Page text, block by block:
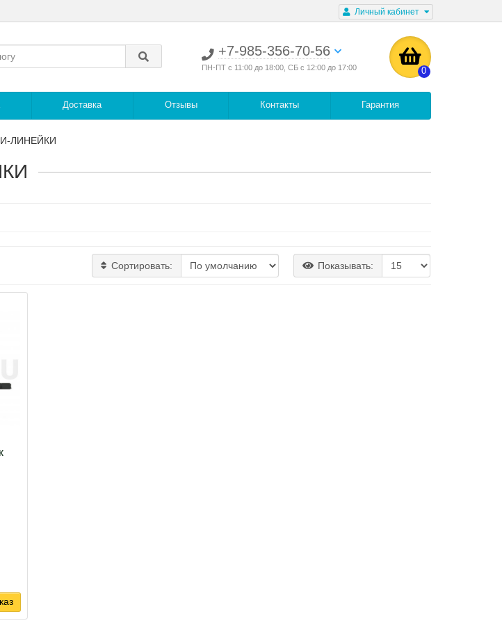
Личный кабинет
+7-985-356-70-56
ПН-ПТ с 11:00 до 18:00, СБ с 12:00 до 17:00 0
Доставка Отзывы Контакты Гарантия
ЛИНЕЙКИ
Сортировать: Показывать: